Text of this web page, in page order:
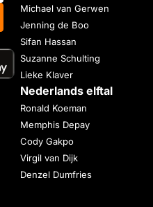
Michael van Gerwen
Jenning de Boo
Sifan Hassan
Suzanne Schulting
Lieke Klaver
Nederlands elftal
Ronald Koeman
Memphis Depay
Cody Gakpo
Virgil van Dijk
Denzel Dumfries